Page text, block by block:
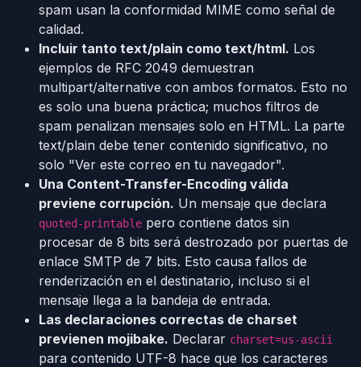
spam usan la conformidad MIME como señal de
calidad.
Incluir tanto text/plain como text/html. Los
ejemplos de RFC 2049 demuestran
multipart/alternative con ambos formatos. Esto no
es solo una buena práctica; muchos filtros de
spam penalizan mensajes solo en HTML. La parte
text/plain debe tener contenido significativo, no
solo "Ver este correo en tu navegador".
Una Content-Transfer-Encoding válida
previene corrupción. Un mensaje que declara
quoted-printable pero contiene datos sin
procesar de 8 bits será destrozado por puertas de
enlace SMTP de 7 bits. Esto causa fallos de
renderización en el destinatario, incluso si el
mensaje llega a la bandeja de entrada.
Las declaraciones correctas de charset
previenen mojibake. Declarar charset=us-ascii
para contenido UTF-8 hace que los caracteres